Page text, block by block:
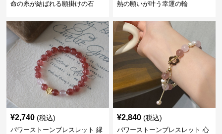
命の糸が結ばれる願掛けの石 熱の願いが叶う幸運の輪
¥2,740 (税込)
パワーストーンブレスレット 縁
¥2,840 (税込)
パワーストーンブレスレット 心